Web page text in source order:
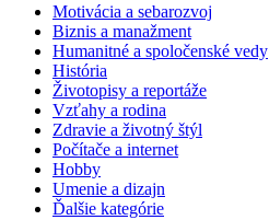
Motivácia a sebarozvoj
Biznis a manažment
Humanitné a spoločenské vedy
História
Životopisy a reportáže
Vzťahy a rodina
Zdravie a životný štýl
Počítače a internet
Hobby
Umenie a dizajn
Ďalšie kategórie